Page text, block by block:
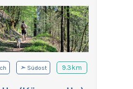
➣ Südost 9.3km